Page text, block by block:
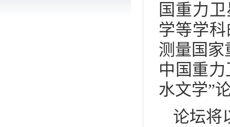
国重力
学等学
测量国家
中国重
水文学”
论坛将